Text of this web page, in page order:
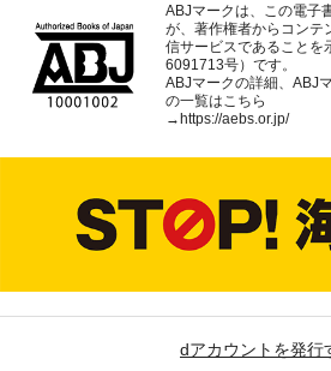
ABJマークは、この電子
が、著作権者からコンテ
信サービスであることを
6091713号）です。
ABJマークの詳細、ABJ
の一覧はこちら
→ https://aebs.or.jp/
dアカウントを発行